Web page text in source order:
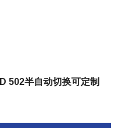
502半自动切换可定制